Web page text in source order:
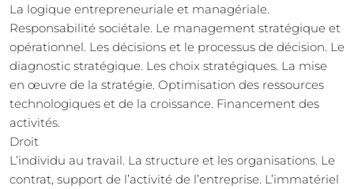
La logique entrepreneuriale et managériale.
Responsabilité sociétale. Le management stratégique et
opérationnel. Les décisions et le processus de décision. Le
diagnostic stratégique. Les choix stratégiques. La mise
en œuvre de la stratégie. Optimisation des ressources
technologiques et de la croissance. Financement des
activités.
Droit
L’individu au travail. La structure et les organisations. Le
contrat, support de l’activité de l’entreprise. L’immatériel